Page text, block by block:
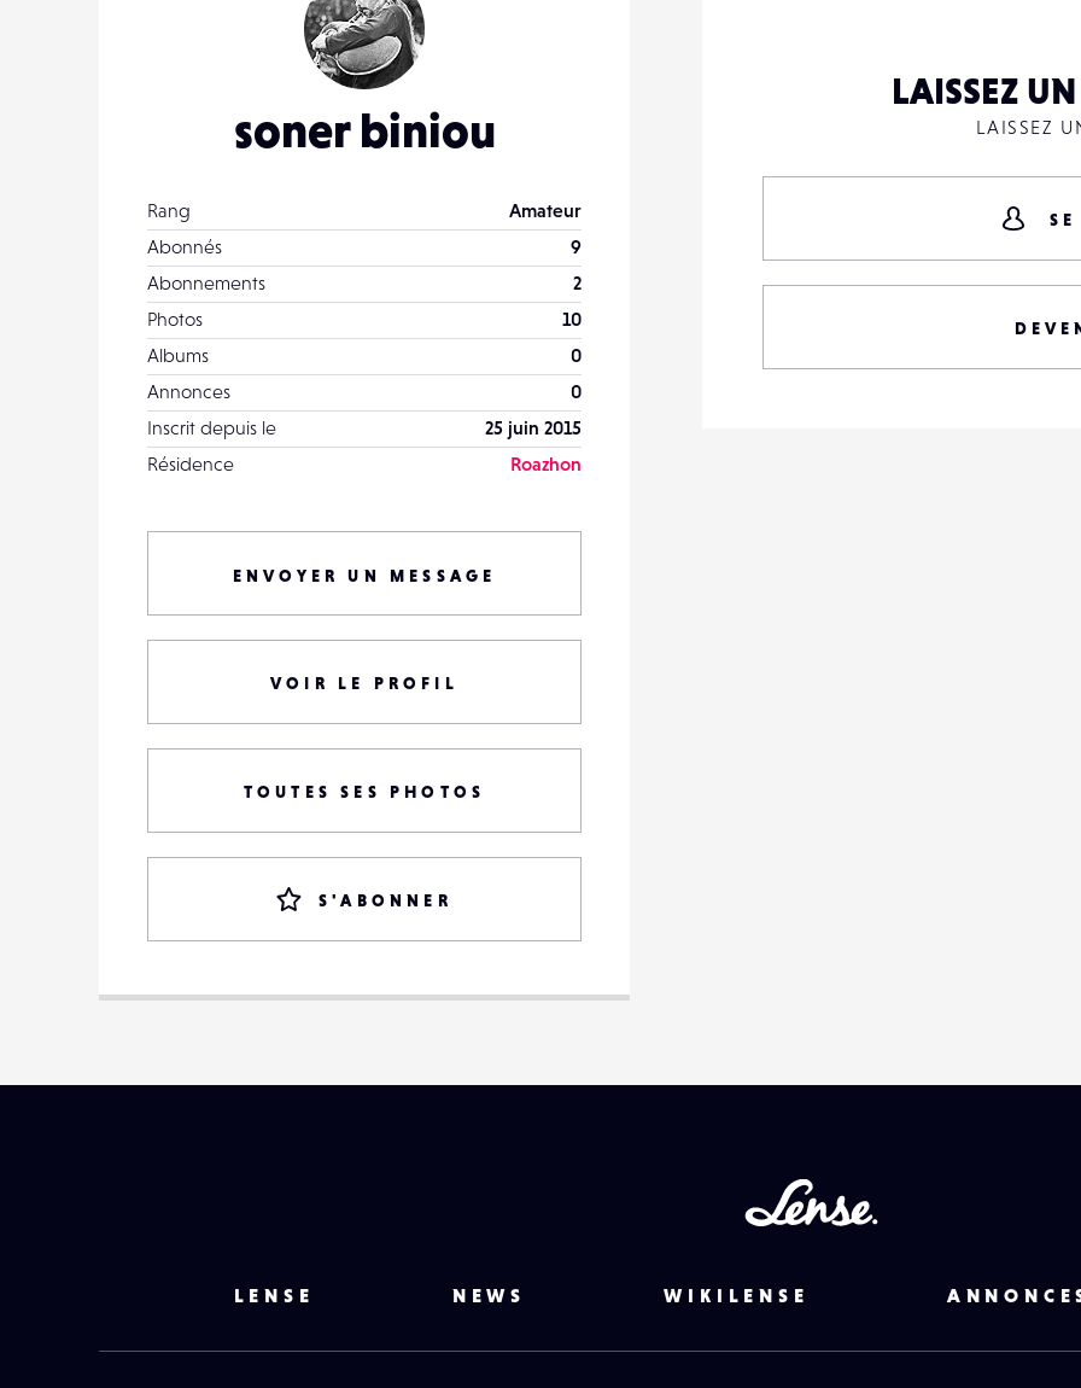
soner biniou
Rang
Amateur
Abonnés
9
Abonnements
2
Photos
10
Albums
0
Annonces
0
Inscrit depuis le
25 juin 2015
Résidence
Roazhon
ENVOYER UN MESSAGE
VOIR LE PROFIL
TOUTES SES PHOTOS
S'ABONNER
LAISSEZ
LAISSEZ
LENSE NEWS WIKILENSE